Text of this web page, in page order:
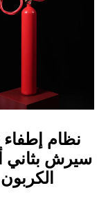
نظام إطفاء
سيرش بثاني
الكربون